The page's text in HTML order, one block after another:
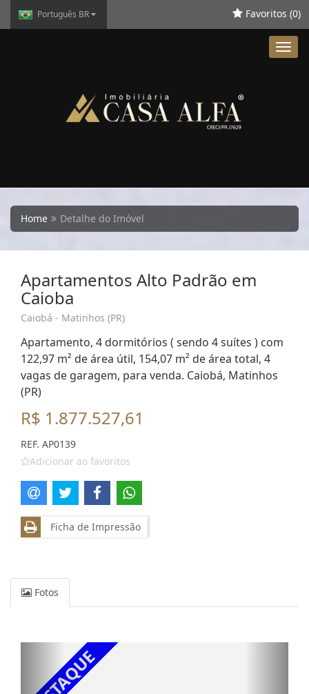
Português BR Favoritos (0)
Home Detalhe do Imóvel
Apartamentos Alto Padrão em
Caioba
Caiobá - Matinhos (PR)
Apartamento, 4 dormitórios ( sendo 4 suítes ) com
122,97 m² de área útil, 154,07 m² de área total, 4
vagas de garagem, para venda. Caiobá, Matinhos
(PR)
R$ 1.877.527,61
REF. AP0139
Adicionar ao favoritos
Ficha de Impressão
Fotos